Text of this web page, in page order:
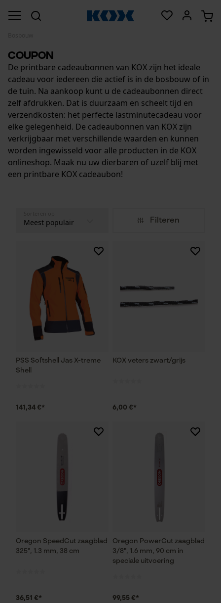
Coupon
De printbare cadeaubonnen van KOX zijn het ideale
cadeau voor iedereen die actief is in de bosbouw of in
de tuin. Na aankoop kunt u de cadeaubonnen direct
zelf afdrukken. Dat is duurzaam en scheelt tijd en
verzendkosten: het perfecte lastminutecadeau voor
elke gelegenheid. De cadeaubonnen van KOX zijn
verkrijgbaar met verschillende waarden en kunnen
worden ingewisseld voor alle producten in de KOX
onlineshop. Maak nu uw dierbaren of uzelf blij met
een printbare KOX cadeaubon!
Filteren
PSS Softshell Jas X-treme
Shell
141,34 €*
KOX veters zwart/grijs
6,00 €*
Oregon SpeedCut zaagblad
325", 1.3 mm, 38 cm
36,51 €*
Oregon PowerCut zaagblad
3/8", 1.6 mm, 90 cm in
speciale uitvoering
99,55 €*